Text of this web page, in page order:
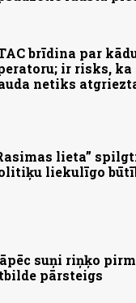
brīdina par
ir risks, ka
netiks
lieta”
liekulīgo
suņi riņķo
pārsteigs